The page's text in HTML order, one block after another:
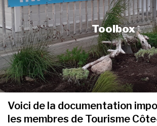
Toolbox
Voici de la documentation
les membres de Tourisme